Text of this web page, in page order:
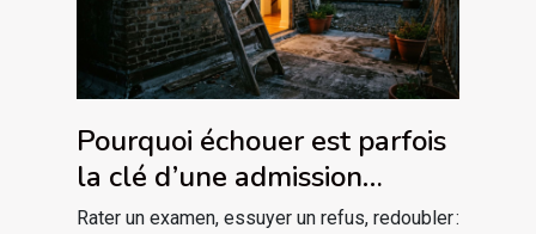
Pourquoi échouer est parfois
la clé d’une admission
réussie
Rater un examen, essuyer un refus, redoubler :